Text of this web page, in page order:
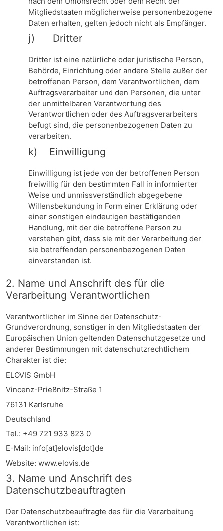
Mitgliedstaaten möglicherweise personenbezogene
Daten erhalten, gelten jedoch nicht als Empfänger.
j) Dritter
Dritter ist eine natürliche oder juristische Person,
Behörde, Einrichtung oder andere Stelle außer der
betroffenen Person, dem Verantwortlichen, dem
Auftragsverarbeiter und den Personen, die unter
der unmittelbaren Verantwortung des
Verantwortlichen oder des Auftragsverarbeiters
befugt sind, die personenbezogenen Daten zu
verarbeiten.
k) Einwilligung
Einwilligung ist jede von der betroffenen Person
freiwillig für den bestimmten Fall in informierter
Weise und unmissverständlich abgegebene
Willensbekundung in Form einer Erklärung oder
einer sonstigen eindeutigen bestätigenden
Handlung, mit der die betroffene Person zu
verstehen gibt, dass sie mit der Verarbeitung der
sie betreffenden personenbezogenen Daten
einverstanden ist.
2. Name und Anschrift des für die
Verarbeitung Verantwortlichen
Verantwortlicher im Sinne der Datenschutz-
Grundverordnung, sonstiger in den Mitgliedstaaten der
Europäischen Union geltenden Datenschutzgesetze und
anderer Bestimmungen mit datenschutzrechtlichem
Charakter ist die:
ELOVIS GmbH
Vincenz-Prießnitz-Straße 1
76131 Karlsruhe
Deutschland
Tel.: +49 721 933 823 0
E-Mail: info[at]elovis[dot]de
Website: www.elovis.de
3. Name und Anschrift des
Datenschutzbeauftragten
Der Datenschutzbeauftragte des für die Verarbeitung
Verantwortlichen ist: